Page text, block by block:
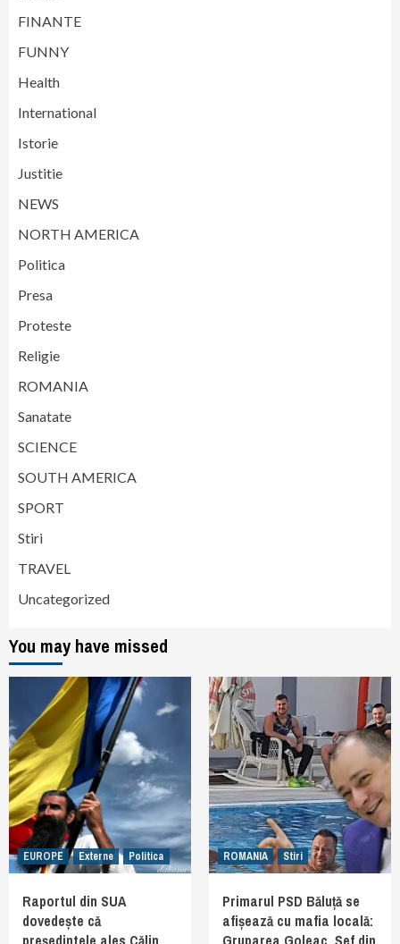
FINANTE
FUNNY
Health
International
Istorie
Justitie
NEWS
NORTH AMERICA
Politica
Presa
Proteste
Religie
ROMANIA
Sanatate
SCIENCE
SOUTH AMERICA
SPORT
Stiri
TRAVEL
Uncategorized
You may have missed
EUROPE Externe Politica
Raportul din SUA
dovedește că
ROMANIA Stiri
Primarul PSD Băluță se
afișează cu mafia locală: